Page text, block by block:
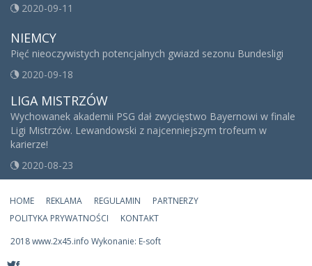
2020-09-11
NIEMCY
Pięć nieoczywistych potencjalnych gwiazd sezonu Bundesligi
2020-09-18
LIGA MISTRZÓW
Wychowanek akademii PSG dał zwycięstwo Bayernowi w finale
Ligi Mistrzów. Lewandowski z najcenniejszym trofeum w
karierze!
2020-08-23
HOME REKLAMA REGULAMIN
PARTNERZY
POLITYKA PRYWATNOŚCI
KONTAKT
2018 www.2x45.info Wykonanie: E-soft